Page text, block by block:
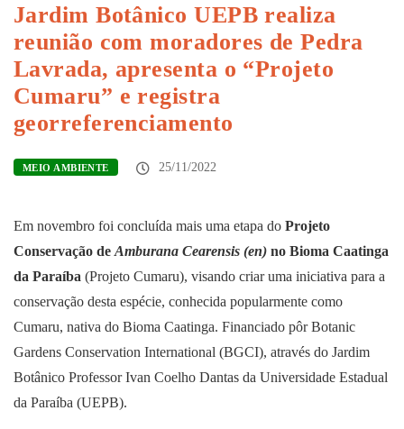
Jardim Botânico UEPB realiza
reunião com moradores de Pedra
Lavrada, apresenta o “Projeto
Cumaru” e registra
georreferenciamento
MEIO AMBIENTE 25/11/2022
Em novembro foi concluída mais uma etapa do Projeto
Conservação de Amburana Cearensis (en) no Bioma Caatinga
da Paraíba (Projeto Cumaru), visando criar uma iniciativa para a
conservação desta espécie, conhecida popularmente como
Cumaru, nativa do Bioma Caatinga. Financiado pôr Botanic
Gardens Conservation International (BGCI), através do Jardim
Botânico Professor Ivan Coelho Dantas da Universidade Estadual
da Paraíba (UEPB).